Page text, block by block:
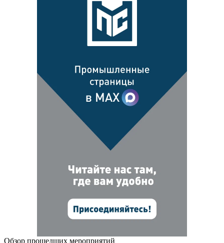
Обзор прошедших мероприятий